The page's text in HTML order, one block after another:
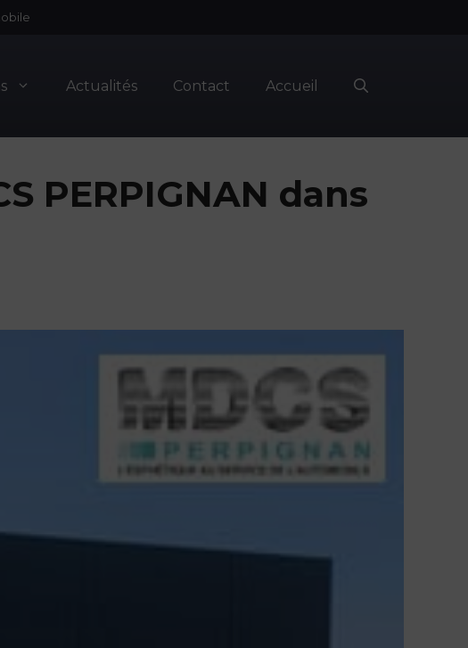
Actualités Contact Accueil
PERPIGNAN dans